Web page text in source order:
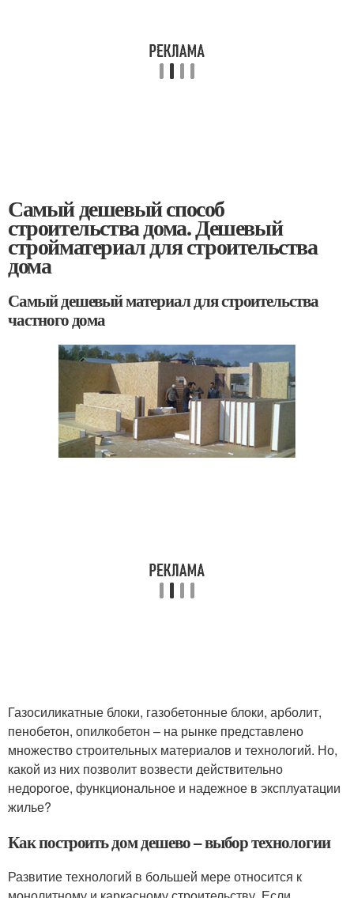
Самый дешевый способ
строительства дома. Дешевый
стройматериал для строительства
дома
Самый дешевый материал для строительства
частного дома
Газосиликатные блоки, газобетонные блоки, арболит,
пенобетон, опилкобетон – на рынке представлено
множество строительных материалов и технологий. Но,
какой из них позволит возвести действительно
недорогое, функциональное и надежное в эксплуатации
жилье?
Как построить дом дешево – выбор технологии
Развитие технологий в большей мере относится к